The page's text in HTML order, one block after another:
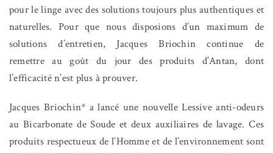
pour le linge avec des solutions toujours plus authentiques et
naturelles. Pour que nous disposions d’un maximum de
solutions d’entretien, Jacques Briochin continue de
remettre au goût du jour des produits d’Antan, dont
l’efficacité n’est plus à prouver.
Jacques Briochin* a lancé une nouvelle Lessive anti-odeurs
au Bicarbonate de Soude et deux auxiliaires de lavage. Ces
produits respectueux de l’Homme et de l’environnement sont